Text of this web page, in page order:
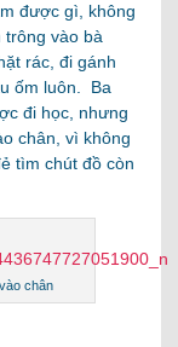
được gì, không
trông vào bà
rác, đi gánh
ốm luôn. Ba
đi học, nhưng
chân, vì không
tìm chút đồ còn
chân